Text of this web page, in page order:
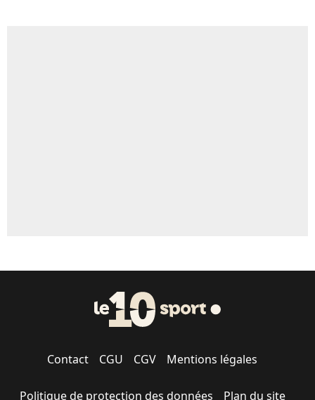
Contact CGU CGV Mentions légales
Politique de protection des données Plan du site